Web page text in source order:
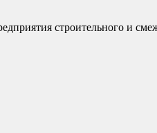
строительного и